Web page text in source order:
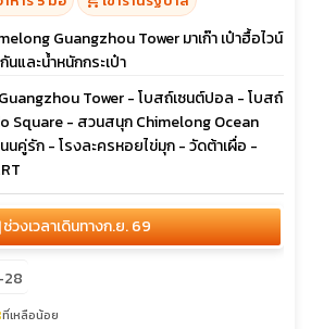
Guangzhou Tower มาเก๊า เป๋าฮื้อไวน์
และน้ำหนักกระเป๋า
Tower - โบสถ์เซนต์ปอล - โบสถ์
Square - สวนสนุก Chimelong Ocean
นคู่รัก - โรงละครหอยไข่มุก - วัดต้าเผื่อ -
ช่วงเวลาเดินทางก.ย. 69
ที่เหลือน้อย